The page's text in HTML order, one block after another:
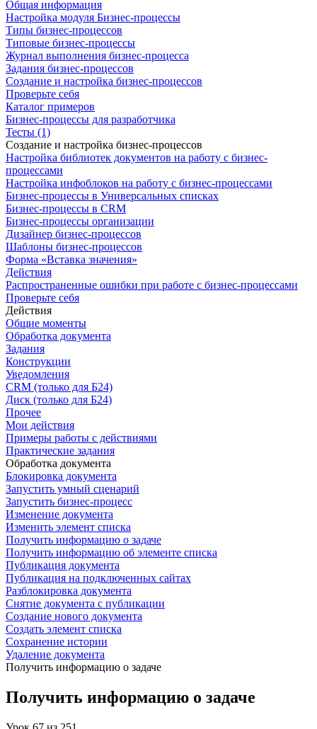
Общая информация
Настройка модуля Бизнес-процессы
Типы бизнес-процессов
Типовые бизнес-процессы
Журнал выполнения бизнес-процесса
Задания бизнес-процессов
Создание и настройка бизнес-процессов
Проверьте себя
Каталог примеров
Бизнес-процессы для разработчика
Тесты (1)
Создание и настройка бизнес-процессов
Настройка библиотек документов на работу с бизнес-
процессами
Настройка инфоблоков на работу с бизнес-процессами
Бизнес-процессы в Универсальных списках
Бизнес-процессы в CRM
Бизнес-процессы организации
Дизайнер бизнес-процессов
Шаблоны бизнес-процессов
Форма «Вставка значения»
Действия
Распространенные ошибки при работе с бизнес-процессами
Проверьте себя
Действия
Общие моменты
Обработка документа
Задания
Конструкции
Уведомления
CRM (только для Б24)
Диск (только для Б24)
Прочее
Мои действия
Примеры работы с действиями
Практические задания
Обработка документа
Блокировка документа
Запустить умный сценарий
Запустить бизнес-процесс
Изменение документа
Изменить элемент списка
Получить информацию о задаче
Получить информацию об элементе списка
Публикация документа
Публикация на подключенных сайтах
Разблокировка документа
Снятие документа с публикации
Создание нового документа
Создать элемент списка
Сохранение истории
Удаление документа
Получить информацию о задаче
Получить информацию о задаче